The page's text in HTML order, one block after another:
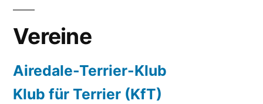
Vereine
Airedale-Terrier-Klub
Klub für Terrier (KfT)